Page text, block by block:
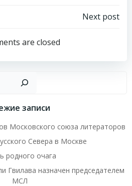
Навигация
по
записям
Next post
are closed
записи
Московского союза литераторов
Севера в Москве
родного очага
Гвилава назначен председателем
МСЛ